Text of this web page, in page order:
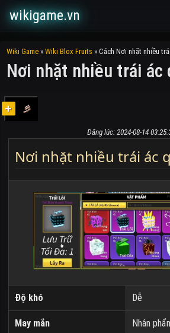
wikigame.vn
Wiki Game » Wiki Blox Fruits » Cách Nơi nhặt nhiều
Nơi nhặt nhiều trái ác
彡
Đăng lúc: 2024-08-14
Nơi nhặt nhiều trái ác
Độ khó Dễ
May mắn Nhân